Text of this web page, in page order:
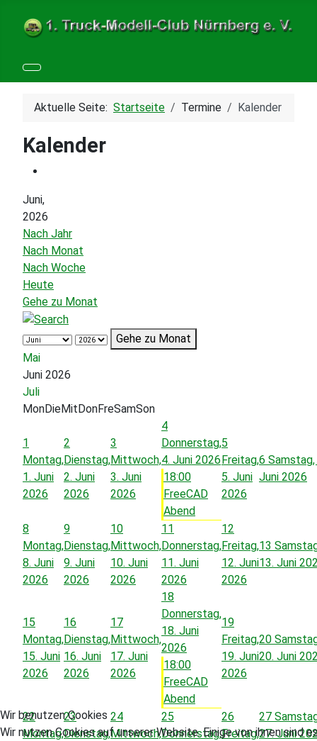
Aktuelle Seite: Startseite Termine Kalender
Kalender
Juni,
2026
Nach Jahr
Nach Monat
Nach Woche
Heute
Gehe zu Monat
Gehe zu Monat
Mai
Juni 2026
Juli
MonDieMitDonFreSamSon
1
Montag,
1. Juni
2026
2
Dienstag,
2. Juni
2026
3
Mittwoch,
3. Juni
2026
4
Donnerstag,
4. Juni 2026
18:00
FreeCAD
Abend
5
Freitag,
5. Juni
2026
6 Samstag,
Juni 2026
8
Montag,
8. Juni
2026
9
Dienstag,
9. Juni
2026
10
Mittwoch,
10. Juni
2026
11
Donnerstag,
11. Juni
2026
12
Freitag,
12. Juni
2026
13
13. Juni
15
Montag,
15. Juni
2026
16
Dienstag,
16. Juni
2026
17
Mittwoch,
17. Juni
2026
18
Donnerstag,
18. Juni
2026
18:00
FreeCAD
Abend
19
Freitag,
19. Juni
2026
20
20. Juni
22
Montag,
23
Dienstag,
24
Mittwoch,
25
Donnerstag,
26
Freitag,
27
27. Juni
Wir benutzen Cookies
Wir nutzen Cookies auf unserer Website. Einige von ihnen sind